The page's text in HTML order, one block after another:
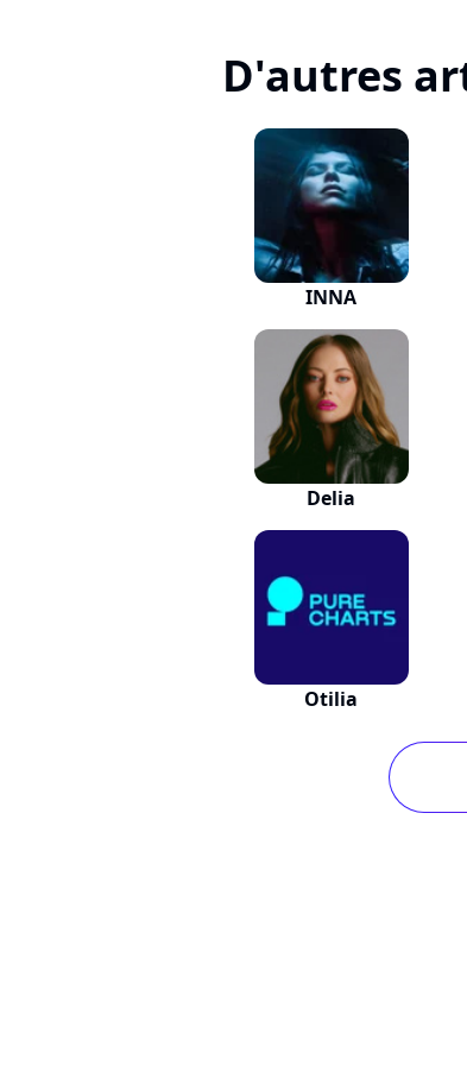
D'autres
INNA
Delia
Otilia